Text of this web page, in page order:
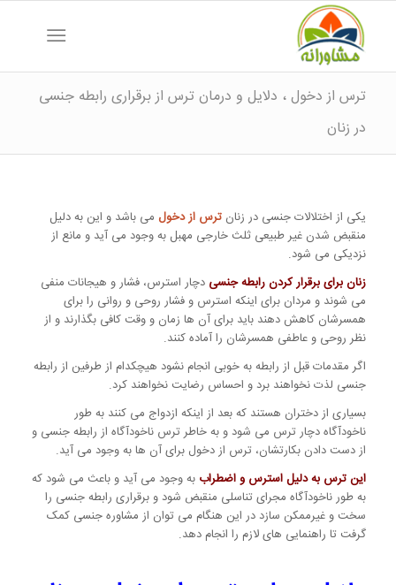
ترس از دخول ، دلایل و درمان ترس از برقراری رابطه جنسی
در زنان
یکی از اختلالات جنسی در زنان ترس از دخولمی باشد و این به دلیل
منقبض شدن غیر طبیعی ثلث خارجی مهبل به وجود می آید و مانع از
نزدیکی می شود.
زنان برای برقرار کردن رابطه جنسی دچار استرس، فشار و هیجانات منفی
می شوند و مردان برای اینکه استرس و فشار روحی و روانی را برای
همسرشان کاهش دهند باید برای آن ها زمان و وقت کافی بگذارند و از
نظر روحی و عاطفی همسرشان را آماده کنند.
اگر مقدمات قبل از رابطه به خوبی انجام نشود هیچکدام از طرفین از رابطه
جنسی لذت نخواهند برد و احساس رضایت نخواهند کرد.
بسیاری از دختران هستند که بعد از اینکه ازدواج می کنند به طور
ناخودآگاه دچار ترس می شود و به خاطر ترس ناخودآگاه از رابطه جنسی و
از دست دادن بکارتشان، ترس از دخول برای آن ها به وجود می آید.
این ترس به دلیل استرس و اضطراب به وجود می آید و باعث می شود که
به طور ناخودآگاه مجرای تناسلی منقبض شود و برقراری رابطه جنسی را
سخت و غیرممکن سازد در این هنگام می توان از مشاوره جنسی کمک
گرفت تا راهنمایی های لازم را انجام دهد.